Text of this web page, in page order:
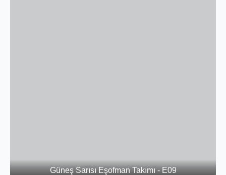
Güneş Sarısı Eşofman Takımı - E09